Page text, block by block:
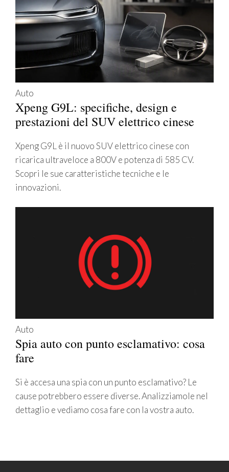
Auto
Xpeng G9L: specifiche, design e
prestazioni del SUV elettrico cinese
Xpeng G9L è il nuovo SUV elettrico cinese con
ricarica ultraveloce a 800V e potenza di 585 CV.
Scopri le sue caratteristiche tecniche e le
innovazioni.
Auto
Spia auto con punto esclamativo: cosa
fare
Si è accesa una spia con un punto esclamativo? Le
cause potrebbero essere diverse. Analizziamole nel
dettaglio e vediamo cosa fare con la vostra auto.